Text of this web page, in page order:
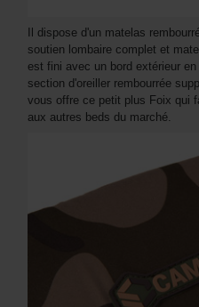
Il dispose d'un matelas
soutien lombaire complet et
est fini avec un bord extérieur
section d'oreiller rembourrée
vous offre ce petit plus Foix qui
aux autres beds du marché.